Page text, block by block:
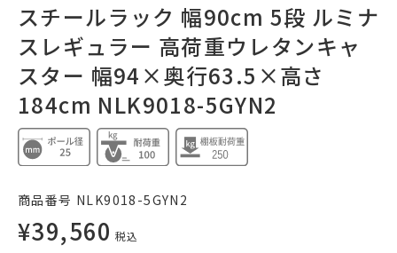
スチールラック 幅90cm 5段 ルミナ
スレギュラー 高荷重ウレタンキャ
スター 幅94×奥行63.5×高さ
184cm NLK9018-5GYN2
商品番号 NLK9018-5GYN2
¥39,560 税込